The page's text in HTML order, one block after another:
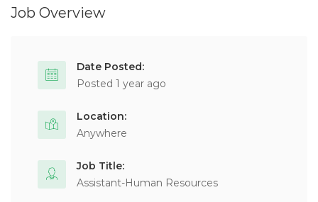
Job Overview
Date Posted:
Posted 1 year ago
Location:
Anywhere
Job Title:
Assistant-Human Resources